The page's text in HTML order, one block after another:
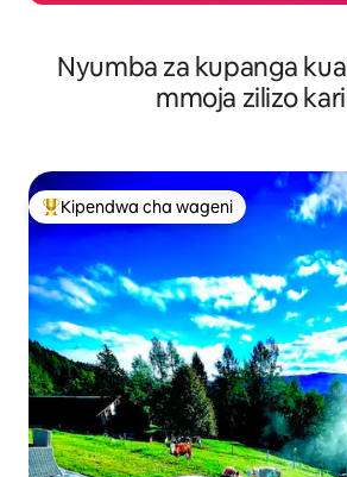
Nyumba za kupanga
mmoja zilizo
Kipendwa maarufu cha wageni
Kipendwa cha wageni